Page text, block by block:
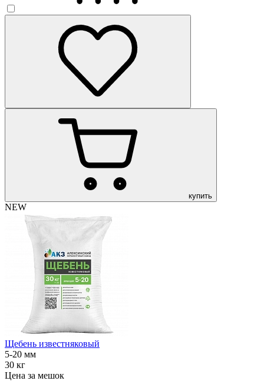
купить
NEW
Щебень известняковый
5-20 мм
30 кг
Цена за мешок